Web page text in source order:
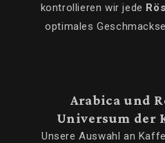
kontrollieren wir jede
optimales
Arabica und
Universum der
Unsere Auswahl an